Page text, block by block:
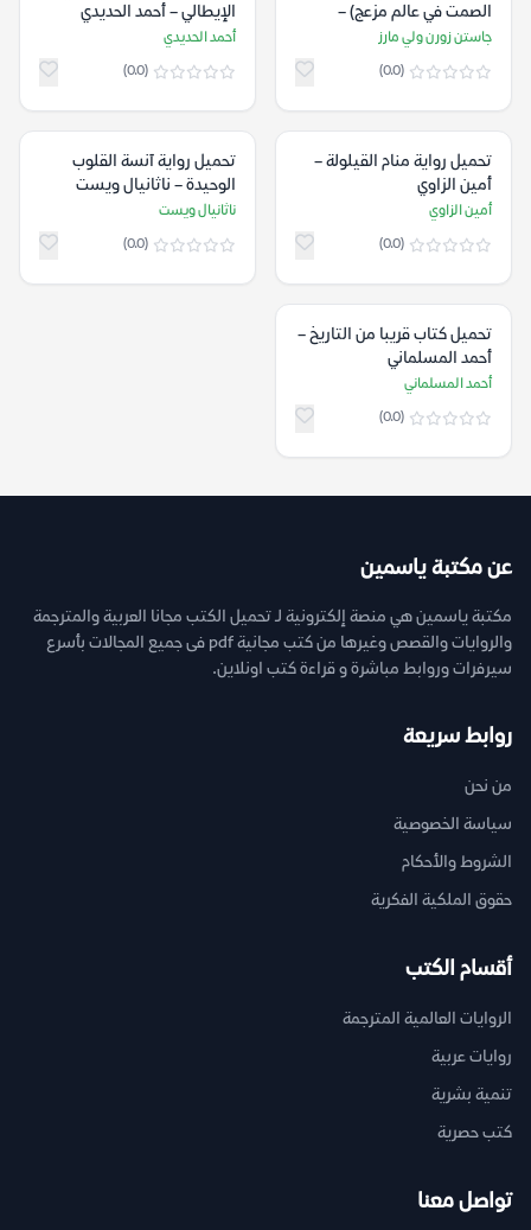
الصمت في عالم مزعج) –
جاستن زورن ولي مارز
جاستن زورن ولي مارز
(0.0)
الإيطالي – أحمد الحديدي
أحمد الحديدي
(0.0)
تحميل رواية منام القيلولة –
أمين الزاوي
أمين الزاوي
(0.0)
تحميل رواية آنسة القلوب
الوحيدة – ناثانيال ويست
ناثانيال ويست
(0.0)
تحميل كتاب قريبا من التاريخ –
أحمد المسلماني
أحمد المسلماني
(0.0)
عن مكتبة ياسمين
مكتبة ياسمين هي منصة إلكترونية لـ تحميل الكتب مجانا العربية والمترجمة
والروايات والقصص وغيرها من كتب مجانية pdf فى جميع المجالات بأسرع
سيرفرات وروابط مباشرة و قراءة كتب اونلاين.
روابط سريعة
من نحن
سياسة الخصوصية
الشروط والأحكام
حقوق الملكية الفكرية
أقسام الكتب
الروايات العالمية المترجمة
روايات عربية
تنمية بشرية
كتب حصرية
تواصل معنا